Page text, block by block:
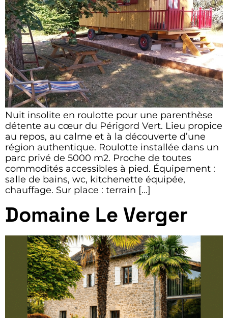
Nuit insolite en roulotte pour une parenthèse
détente au cœur du Périgord Vert. Lieu propice
au repos, au calme et à la découverte d’une
région authentique. Roulotte installée dans un
parc privé de 5000 m2. Proche de toutes
commodités accessibles à pied. Équipement :
salle de bains, wc, kitchenette équipée,
chauffage. Sur place : terrain […]
Domaine Le Verger